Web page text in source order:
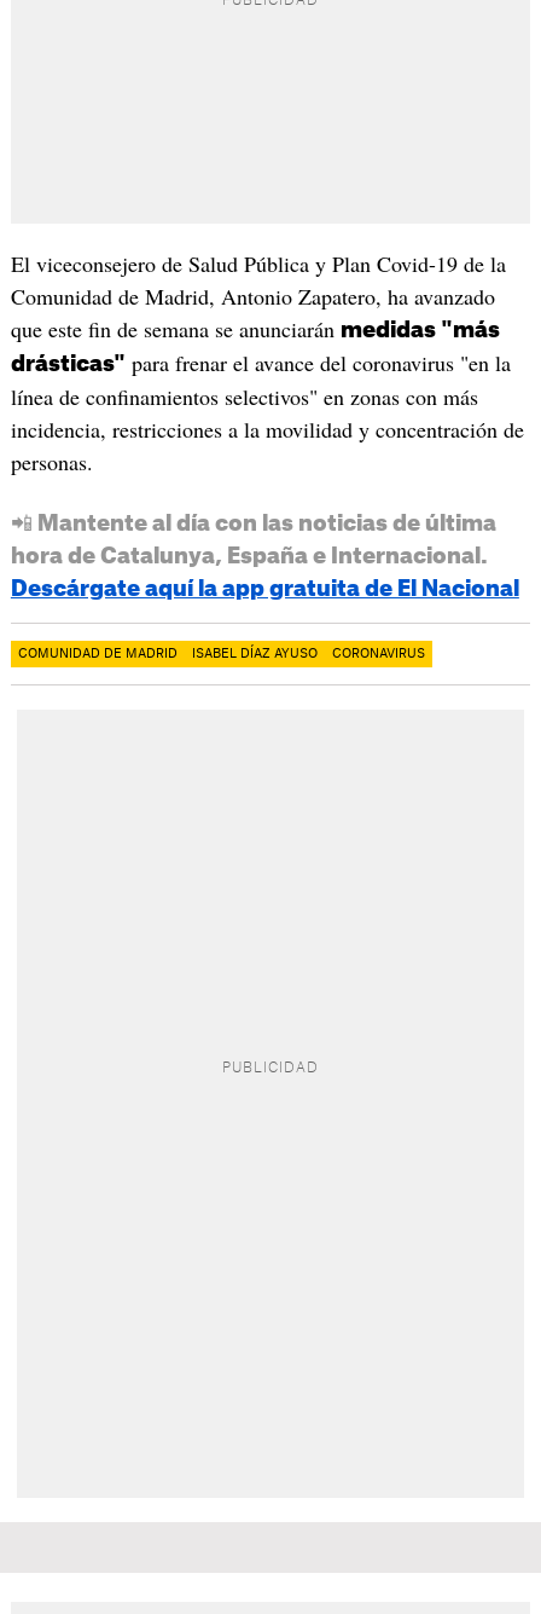
El viceconsejero de Salud Pública y Plan Covid-19 de la
Comunidad de Madrid, Antonio Zapatero, ha avanzado
que este fin de semana se anunciarán medidas "más
drásticas" para frenar el avance del coronavirus "en la
línea de confinamientos selectivos" en zonas con más
incidencia, restricciones a la movilidad y concentración de
personas.
📲 Mantente al día con las noticias de última
hora de Catalunya, España e Internacional.
Descárgate aquí la app gratuita de El Nacional
COMUNIDAD DE MADRID ISABEL DÍAZ AYUSO CORONAVIRUS